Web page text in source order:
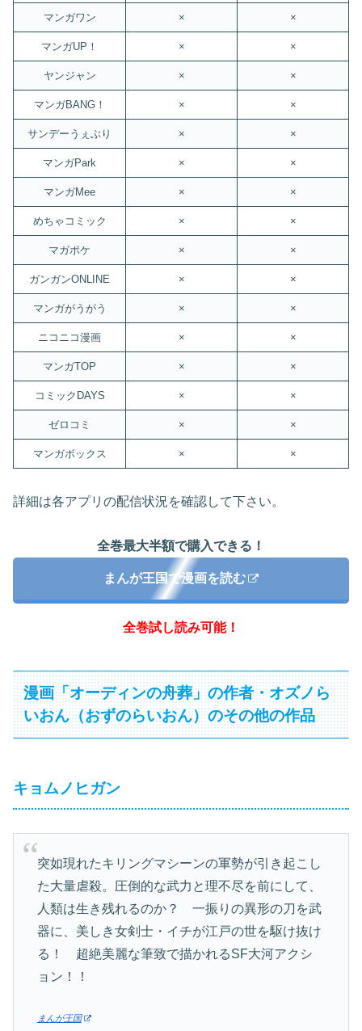
マンガワン × ×
マンガUP！ × ×
ヤンジャン × ×
マンガBANG！ × ×
サンデーうぇぶり × ×
マンガPark × ×
マンガMee × ×
めちゃコミック × ×
マガポケ × ×
ガンガンONLINE × ×
マンガがうがう × ×
ニコニコ漫画 × ×
マンガTOP × ×
コミックDAYS × ×
ゼロコミ × ×
マンガボックス × ×
詳細は各アプリの配信状況を確認して下さい。
全巻最大半額で購入できる！
まんが王国で漫画を読む
全巻試し読み可能！
漫画「オーディンの舟葬」の作者・オズノら
いおん（おずのらいおん）のその他の作品
キョムノヒガン
突如現れたキリングマシーンの軍勢が引き起こし
た大量虐殺。圧倒的な武力と理不尽を前にして、
人類は生き残れるのか？ 一振りの異形の刀を武
器に、美しき女剣士・イチが江戸の世を駆け抜け
る！ 超絶美麗な筆致で描かれるSF大河アクシ
ョン！！
まんが王国